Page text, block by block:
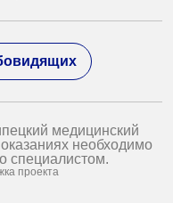
медицинский
необходимо
специалистом.
проекта